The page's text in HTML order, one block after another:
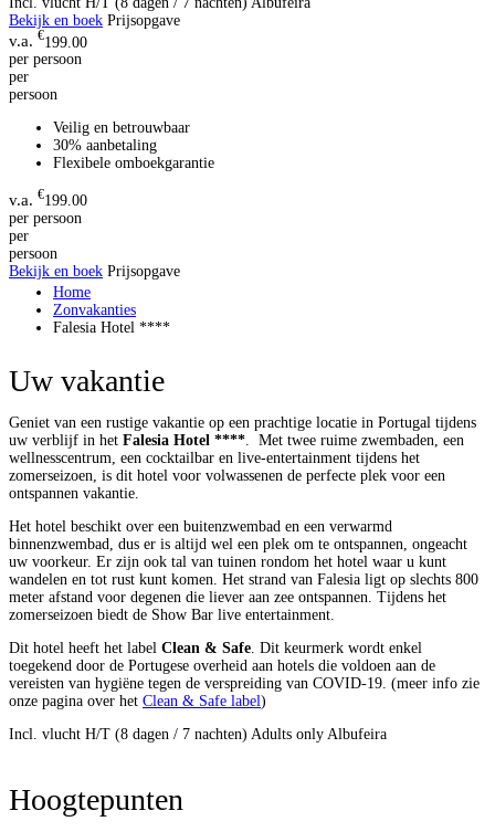
Bekijk en boek Prijsopgave
€199.00
per persoon
per
persoon
Veilig en betrouwbaar
30% aanbetaling
Flexibele omboekgarantie
€199.00
per persoon
per
persoon
Bekijk en boek Prijsopgave
Home
Zonvakanties
Falesia Hotel ****
Uw vakantie
Geniet van een rustige vakantie op een prachtige locatie in Portugal tijdens
uw verblijf in het Falesia Hotel ****. Met twee ruime zwembaden, een
wellnesscentrum, een cocktailbar en live-entertainment tijdens het
zomerseizoen, is dit hotel voor volwassenen de perfecte plek voor een
ontspannen vakantie.
Het hotel beschikt over een buitenzwembad en een verwarmd
binnenzwembad, dus er is altijd wel een plek om te ontspannen, ongeacht
uw voorkeur. Er zijn ook tal van tuinen rondom het hotel waar u kunt
wandelen en tot rust kunt komen. Het strand van Falesia ligt op slechts 800
meter afstand voor degenen die liever aan zee ontspannen. Tijdens het
zomerseizoen biedt de Show Bar live entertainment.
Dit hotel heeft het label Clean & Safe. Dit keurmerk wordt enkel
toegekend door de Portugese overheid aan hotels die voldoen aan de
vereisten van hygiëne tegen de verspreiding van COVID-19. (meer info zie
onze pagina over het Clean & Safe label)
Incl. vlucht H/T (8 dagen / 7 nachten) Adults only Albufeira
Hoogtepunten